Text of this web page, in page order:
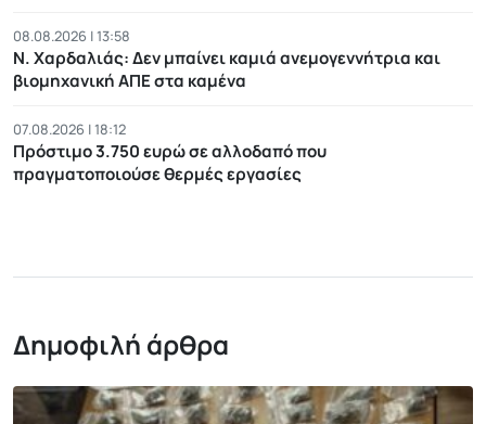
08.08.2026 | 13:58
Ν. Χαρδαλιάς: Δεν μπαίνει καμιά ανεμογεννήτρια και
βιομηχανική ΑΠΕ στα καμένα
07.08.2026 | 18:12
Πρόστιμο 3.750 ευρώ σε αλλοδαπό που
πραγματοποιούσε θερμές εργασίες
Δημοφιλή άρθρα